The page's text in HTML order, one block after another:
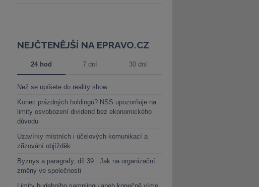
NEJČTENĚJŠÍ NA EPRAVO.CZ
24 hod 7 dní 30 dní
Než se upíšete do reality show
Konec prázdných holdingů? NSS upozorňuje na
limity osvobození dividend bez ekonomického
důvodu
Uzavírky místních i účelových komunikací a
zřizování objížděk
Byznys a paragrafy, díl 39.: Jak na organizační
změny ve společnosti